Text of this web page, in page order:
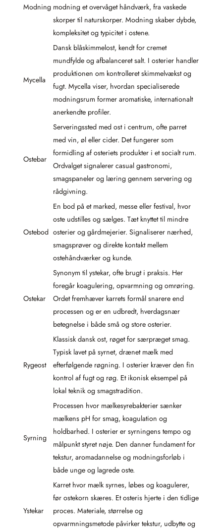
Modning modning et overvåget håndværk, fra vaskede
skorper til naturskorper. Modning skaber dybde,
kompleksitet og typicitet i ostene.
Mycella
Dansk blåskimmelost, kendt for cremet
mundfylde og afbalanceret salt. I osterier handler
produktionen om kontrolleret skimmelvækst og
fugt. Mycella viser, hvordan specialiserede
modningsrum former aromatiske, internationalt
anerkendte profiler.
Ostebar
Serveringssted med ost i centrum, ofte parret
med vin, øl eller cider. Det fungerer som
formidling af osteriets produkter i et socialt rum.
Ordvalget signalerer casual gastronomi,
smagspaneler og læring gennem servering og
rådgivning.
Ostebod
En bod på et marked, messe eller festival, hvor
oste udstilles og sælges. Tæt knyttet til mindre
osterier og gårdmejerier. Signaliserer nærhed,
smagsprøver og direkte kontakt mellem
ostehåndværker og kunde.
Ostekar
Synonym til ystekar, ofte brugt i praksis. Her
foregår koagulering, opvarmning og omrøring.
Ordet fremhæver karrets formål snarere end
processen og er en udbredt, hverdagsnær
betegnelse i både små og store osterier.
Rygeost
Klassisk dansk ost, røget for særpræget smag.
Typisk lavet på syrnet, drænet mælk med
efterfølgende røgning. I osterier kræver den fin
kontrol af fugt og røg. Et ikonisk eksempel på
lokal teknik og smagstradition.
Syrning
Processen hvor mælkesyrebakterier sænker
mælkens pH for smag, koagulation og
holdbarhed. I osterier er syrningens tempo og
målpunkt styret nøje. Den danner fundament for
tekstur, aromadannelse og modningsforløb i
både unge og lagrede oste.
Ystekar
Karret hvor mælk syrnes, løbes og koagulerer,
før ostekorn skæres. Et osteris hjerte i den tidlige
proces. Materiale, størrelse og
opvarmningsmetode påvirker tekstur, udbytte og